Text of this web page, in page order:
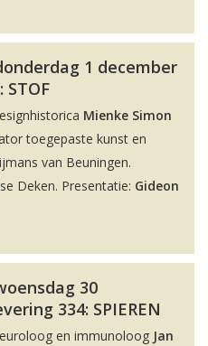
1 december
Mienke Simon
toegepaste kunst en
van Beuningen.
Deken. Presentatie: Gideon
30
334: SPIEREN
en immunoloog Jan